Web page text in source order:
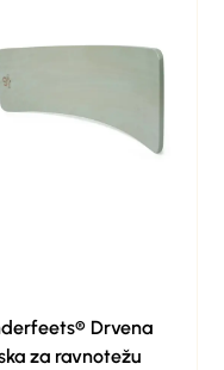
Drvena
za ravnotežu